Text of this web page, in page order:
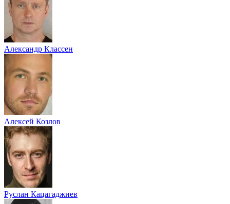
Александр Классен
Алексей Козлов
Руслан Кацагаджиев